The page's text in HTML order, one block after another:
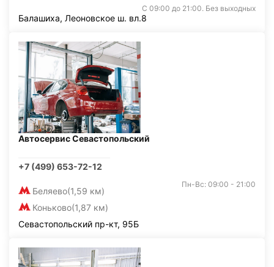
С 09:00 до 21:00. Без выходных
Балашиха, Леоновское ш. вл.8
Автосервис Севастопольский
+7 (499) 653-72-12
Беляево(1,59 км)
Коньково(1,87 км)
Пн-Вс: 09:00 - 21:00
Севастопольский пр-кт, 95Б